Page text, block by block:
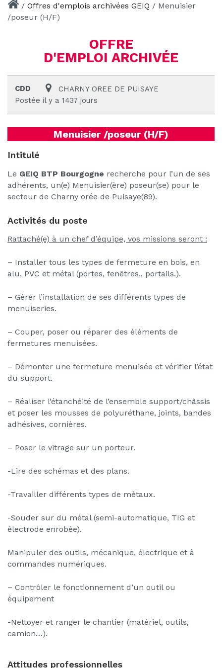
/ Offres d'emplois archivées GEIQ / Menuisier
/poseur (H/F)
OFFRE
D'EMPLOI ARCHIVÉE
CDD
CHARNY OREE DE PUISAYE
Postée il y a 1437 jours
Menuisier /poseur (H/F)
Intitulé
Le GEIQ BTP Bourgogne recherche pour l’un de ses
adhérents, un(e) Menuisier(ère) poseur(se) pour le
secteur de Charny orée de Puisaye(89).
Activités du poste
Rattaché(e) à un chef d’équipe, vos missions seront :
– Installer tous les types de fermeture en bois, en
alu, PVC et métal (portes, fenêtres., portails.).
– Gérer l’installation de ses différents types de
menuiseries.
– Couper, poser ou réparer des éléments de
fermetures menuisées.
– Démonter une fermeture menuisée et vérifier l’état
du support.
– Réaliser l’étanchéité de l’ensemble support/châssis
et poser les mousses de polyuréthane, joints, bandes
adhésives, cornières.
– Poser le vitrage sur un porteur.
-Lire des schémas et des plans.
-Travailler différents types de métaux.
-Souder sur du métal (semi-automatique, TIG et
électrode enrobée).
Manipuler des outils, mécanique, électrique et à
commandes numériques.
– Contrôler le fonctionnement d’un outil ou
équipement
-Nettoyer et ranger le chantier (matériel, outils,
camion…).
Attitudes professionnelles